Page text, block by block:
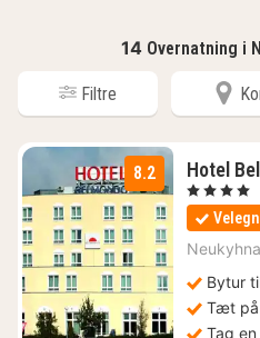
14 Overnatning i
Filtre
8.2 Hotel
, 4 Stjerner
Neukyhna
Bytur
Tæt på
Tag